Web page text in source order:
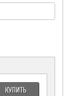
КУПИТЬ